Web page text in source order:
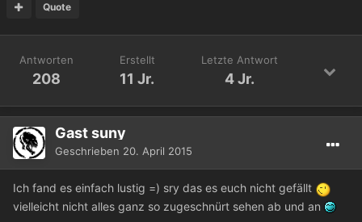
Quote
Antworten
208
Erstellt
11 Jr.
Letzte Antwort
4 Jr.
Gast suny
Geschrieben 20. April 2015
Ich fand es einfach lustig =) sry das es euch nicht gefällt
vielleicht nicht alles ganz so zugeschnürt sehen ab und an